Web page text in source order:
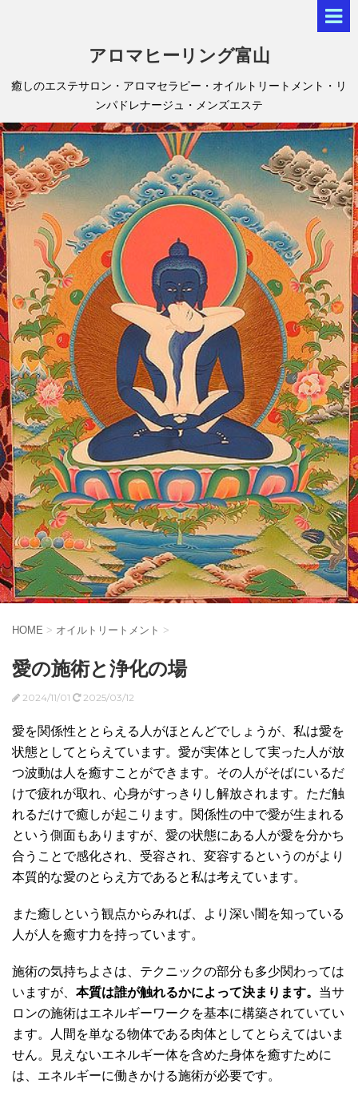
アロマヒーリング富山
癒しのエステサロン・アロマセラピー・オイルトリートメント・リ
ンパドレナージュ・メンズエステ
HOME > オイルトリートメント >
愛の施術と浄化の場
2024/11/01 2025/03/12
愛を関係性ととらえる人がほとんどでしょうが、私は愛を
状態としてとらえています。愛が実体として実った人が放
つ波動は人を癒すことができます。その人がそばにいるだ
けで疲れが取れ、心身がすっきりし解放されます。ただ触
れるだけで癒しが起こります。関係性の中で愛が生まれる
という側面もありますが、愛の状態にある人が愛を分かち
合うことで感化され、受容され、変容するというのがより
本質的な愛のとらえ方であると私は考えています。
また癒しという観点からみれば、より深い闇を知っている
人が人を癒す力を持っています。
施術の気持ちよさは、テクニックの部分も多少関わっては
いますが、 本質は誰が触れるかによって決まります。 当サ
ロンの施術はエネルギーワークを基本に構築されていてい
ます。人間を単なる物体である肉体としてとらえてはいま
せん。見えないエネルギー体を含めた身体を癒すために
は、エネルギーに働きかける施術が必要です。